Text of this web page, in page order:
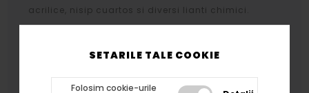
SETARILE TALE COOKIE
Folosim cookie-urile
acrilice, nisip cuartos si diversi lianti chimici.
atat profilelor cat si arcadelor, bazelor si